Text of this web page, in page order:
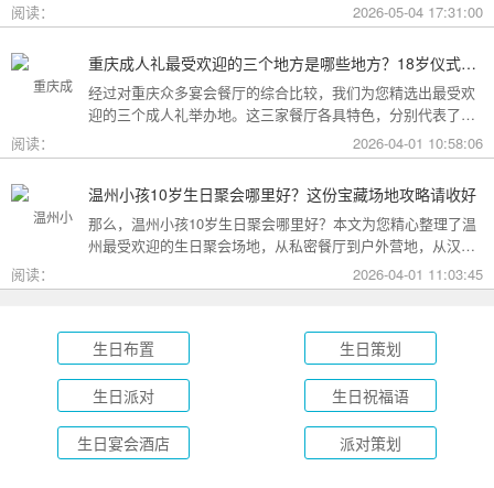
阅读： 2026-05-04 17:31:00
重庆成人礼最受欢迎的三个地方是哪些地方？18岁仪式感首选这三家
经过对重庆众多宴会餐厅的综合比较，我们为您精选出最受欢
迎的三个成人礼举办地。这三家餐厅各具特色，分别代表了文
化格调、传统品质与新奇体验三个不同方向，能够满足不同家
庭的需求。
阅读： 2026-04-01 10:58:06
温州小孩10岁生日聚会哪里好？这份宝藏场地攻略请收好
那么，温州小孩10岁生日聚会哪里好？本文为您精心整理了温
州最受欢迎的生日聚会场地，从私密餐厅到户外营地，从汉服
成长礼到绿茵场派对，总有一款适合您的孩子！
阅读： 2026-04-01 11:03:45
生日布置 生日策划
生日派对 生日祝福语
生日宴会酒店 派对策划